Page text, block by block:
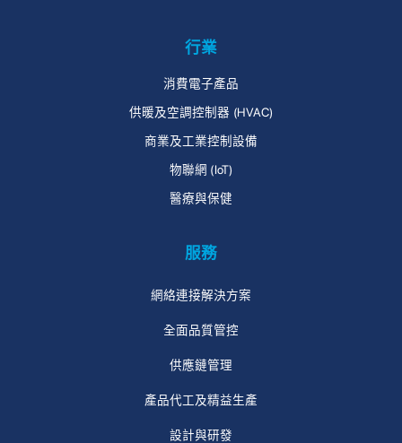
行業
消費電子產品
供暖及空調控制器 (HVAC)
商業及工業控制設備
物聯網 (IoT)
醫療與保健
服務
網絡連接解決方案
全面品質管控
供應鏈管理
產品代工及精益生產
設計與研發